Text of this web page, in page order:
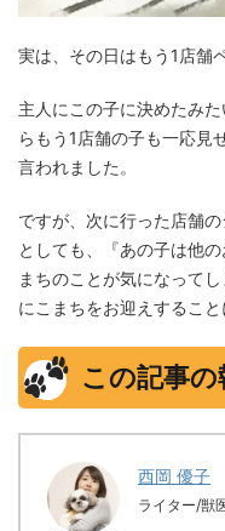
実は、その日はもう1店舗
主人にこの子に決めたみ
らもう1店舗の子も一応見
言われました。
ですが、次に行った店舗
としても、『あの子は他
まちのことが気になって
にこまちをお迎えすること
この記事の
西岡 優子
ライター/獣